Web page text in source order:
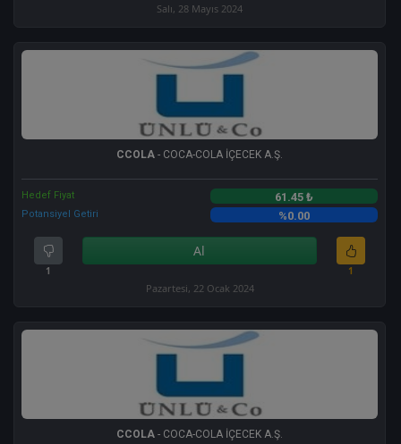
Salı, 28 Mayıs 2024
CCOLA - COCA-COLA İÇECEK A.Ş.
Hedef Fiyat 61.45 ₺
Potansiyel Getiri %0.00
1
Al
1
Pazartesi, 22 Ocak 2024
CCOLA - COCA-COLA İÇECEK A.Ş.